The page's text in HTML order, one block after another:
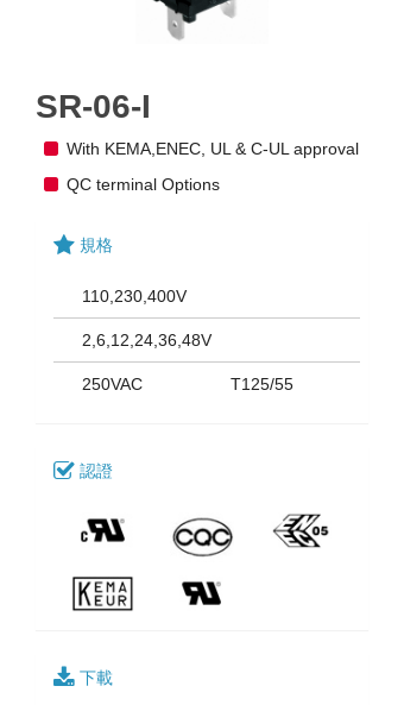
SR-06-I
With KEMA,ENEC, UL & C-UL approval
QC terminal Options
規格
110,230,400V
2,6,12,24,36,48V
250VAC T125/55
認證
下載